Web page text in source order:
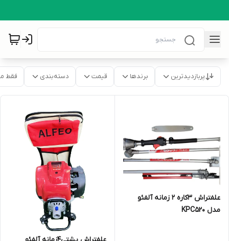
پربازدیدترین برندها قیمت دسته‌بندی فقط
علفتراش 3کاره 2 زمانه آلفئو
مدل KPC520